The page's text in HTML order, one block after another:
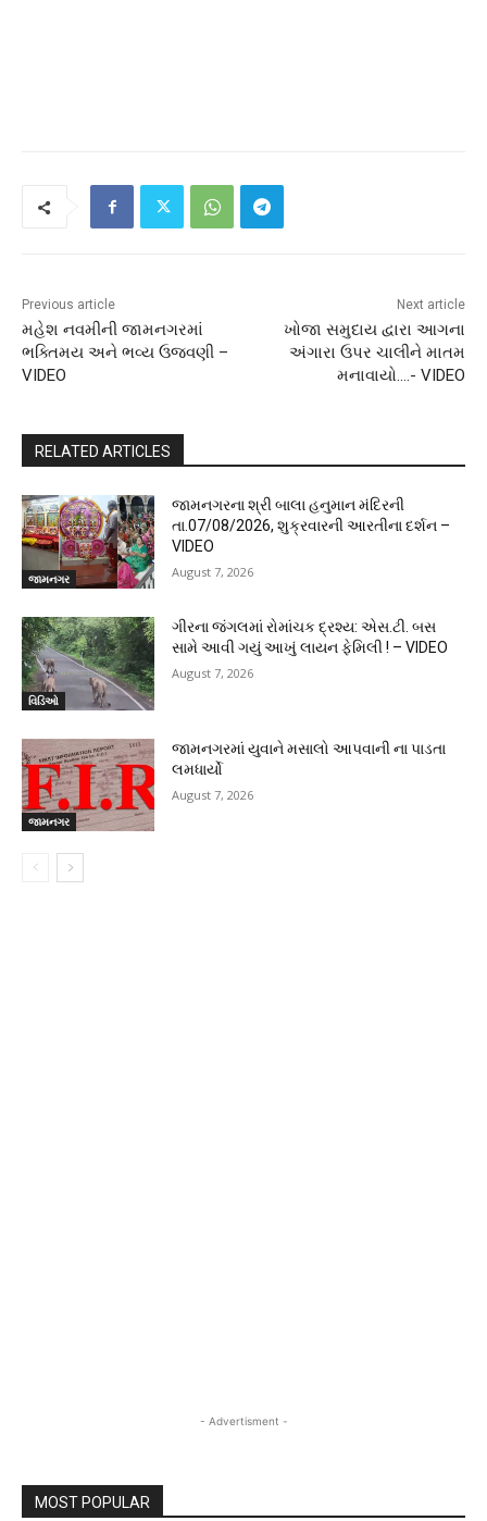
Previous article
મહેશ નવમીની જામનગરમાં
ભક્તિમય અને ભવ્ય ઉજવણી –
VIDEO
Next article
ખોજા સમુદાય દ્વારા આગના
અંગારા ઉપર ચાલીને માતમ
મનાવાયો….- VIDEO
RELATED ARTICLES
જામનગર
જામનગરના શ્રી બાલા હનુમાન મંદિરની
તા.07/08/2026, શુક્રવારની આરતીના દર્શન –
VIDEO
August 7, 2026
વિડિઓ
ગીરના જંગલમાં રોમાંચક દ્રશ્ય: એસ.ટી. બસ
સામે આવી ગયું આખું લાયન ફેમિલી ! – VIDEO
August 7, 2026
જામનગર
જામનગરમાં યુવાને મસાલો આપવાની ના પાડતા
લમધાર્યો
August 7, 2026
- Advertisment -
MOST POPULAR